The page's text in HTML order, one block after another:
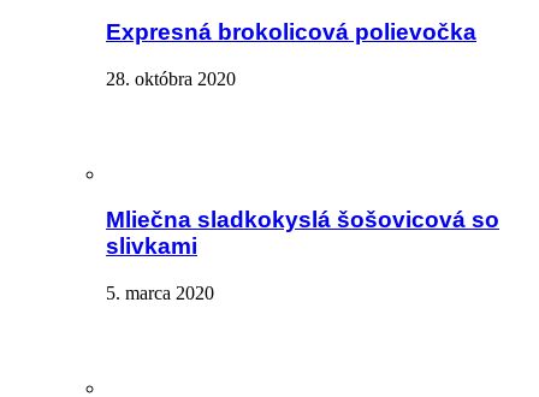
Expresná brokolicová polievočka
28. októbra 2020
Mliečna sladkokyslá šošovicová so
slivkami
5. marca 2020